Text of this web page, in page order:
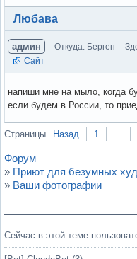
Вне форума
Любава
админ Откуда: Берген
Сайт
напиши мне на мыло, когда
если будем в России, то
Вне форума
Страницы Назад 1
Форум
» Приют для безумных
» Ваши фотографии
Сейчас в этой теме